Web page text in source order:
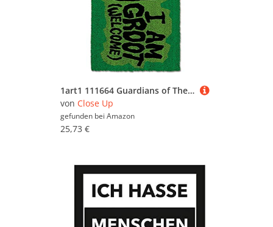
1art1 111664 Guardians of The Galaxy - Vol. 2, I Am Groot - Welcome Fußmatte Türmatte 60 x 40 cm
von Close Up
gefunden bei Amazon
25,73 €